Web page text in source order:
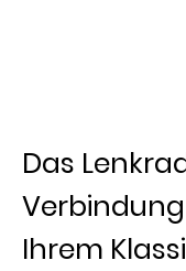
Das
Ihrem